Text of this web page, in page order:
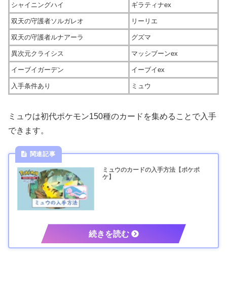
シャイニングハイ ギラティナex
双天の守護者ソルガレオ リーリエ
双天の守護者ルナアーラ グズマ
異次元クライシス マッシブーンex
イーブイガーデン イーブイex
入手条件あり ミュウ
ミュウは初代ポケモン150種のカードを集めることで入手
できます。
ミュウのカードの入手方法【ポケポ
ケ】